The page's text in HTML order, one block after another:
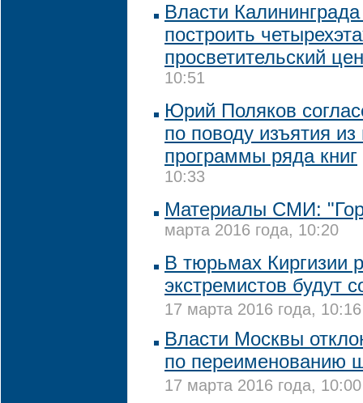
Власти
построить
просветительский
10:51
Юрий Поляков
по поводу изъятия
программы ряда книг
10:33
Материалы СМИ:
марта 2016 года, 10:20
В тюрьмах Киргизии
экстремистов будут
17 марта 2016 года, 10:16
Власти Москвы
по переименованию
17 марта 2016 года, 10:00